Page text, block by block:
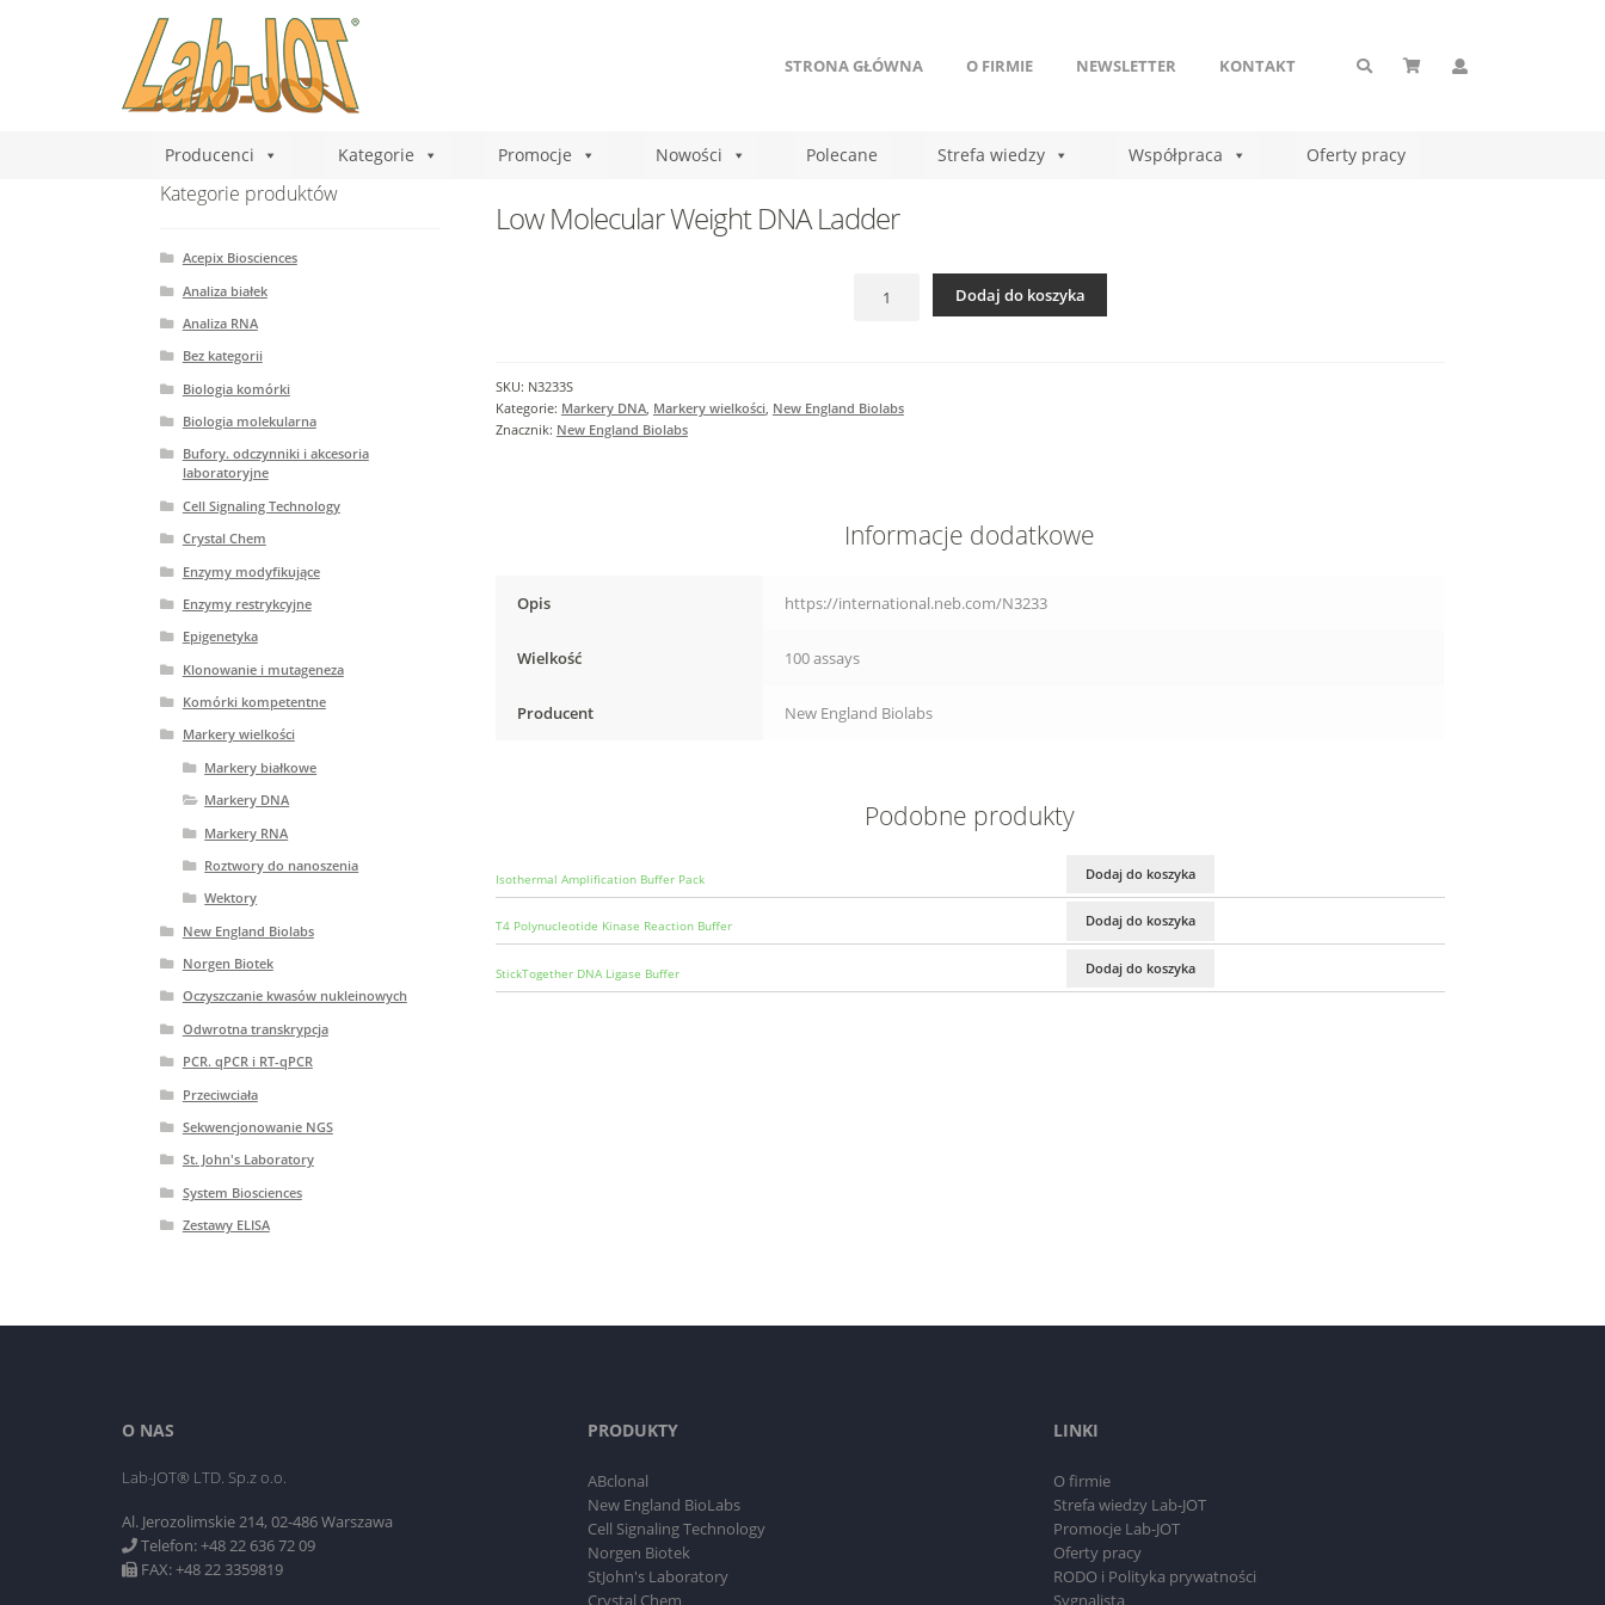
STRONA GŁÓWNA O FIRMIE NEWSLETTER KONTAKT
Producenci Kategorie Promocje Nowości Polecane Strefa wiedzy Współpraca Oferty pracy
Low Molecular Weight DNA Ladder
Ladder
Dodaj do koszyka
SKU: N3233S
Kategorie: Markery DNA, Markery wielkości, New England Biolabs
Znacznik: New England Biolabs
Informacje dodatkowe
Opis https://international.neb.com/N3233
Wielkość 100 assays
Producent New England Biolabs
Podobne produkty
Isothermal Amplification Buffer Pack Dodaj do koszyka
T4 Polynucleotide Kinase Reaction Buffer Dodaj do koszyka
StickTogether DNA Ligase Buffer Dodaj do koszyka
Kategorie produktów
Acepix Biosciences
Analiza białek
Analiza RNA
Bez kategorii
Biologia komórki
Biologia molekularna
Bufory. odczynniki i akcesoria
laboratoryjne
Cell Signaling Technology
Crystal Chem
Enzymy modyfikujące
Enzymy restrykcyjne
Epigenetyka
Klonowanie i mutageneza
Komórki kompetentne
Markery wielkości
Markery białkowe
Markery DNA
Markery RNA
Roztwory do nanoszenia
Wektory
New England Biolabs
Norgen Biotek
Oczyszczanie kwasów nukleinowych
Odwrotna transkrypcja
PCR. qPCR i RT-qPCR
Przeciwciała
Sekwencjonowanie NGS
St. John's Laboratory
System Biosciences
Zestawy ELISA
O NAS
Lab-JOT® LTD. Sp.z o.o.
Al. Jerozolimskie 214, 02-486 Warszawa
Telefon: +48 22 636 72 09
FAX: +48 22 3359819
PRODUKTY
ABclonal
New England BioLabs
Cell Signaling Technology
Norgen Biotek
StJohn's Laboratory
Crystal Chem
LINKI
O firmie
Strefa wiedzy Lab-JOT
Promocje Lab-JOT
Oferty pracy
RODO i Polityka prywatności
Sygnalista